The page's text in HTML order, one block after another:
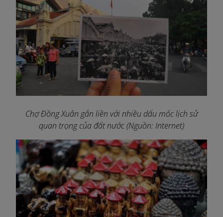
Chợ Đồng Xuân gắn liền với nhiều dấu mốc lịch sử
quan trọng của đất nước (Nguồn: Internet)